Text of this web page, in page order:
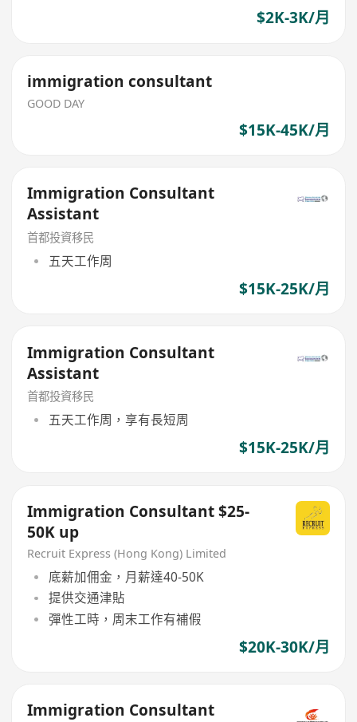
$2K-3K/月
immigration consultant
GOOD DAY
$15K-45K/月
Immigration Consultant
Assistant
首都投資移民
五天工作周
$15K-25K/月
Immigration Consultant
Assistant
首都投資移民
五天工作周，享有長短周
$15K-25K/月
Immigration Consultant $25-
50K up
Recruit Express (Hong Kong) Limited
底薪加佣金，月薪達40-50K
提供交通津貼
彈性工時，周末工作有補假
$20K-30K/月
Immigration Consultant